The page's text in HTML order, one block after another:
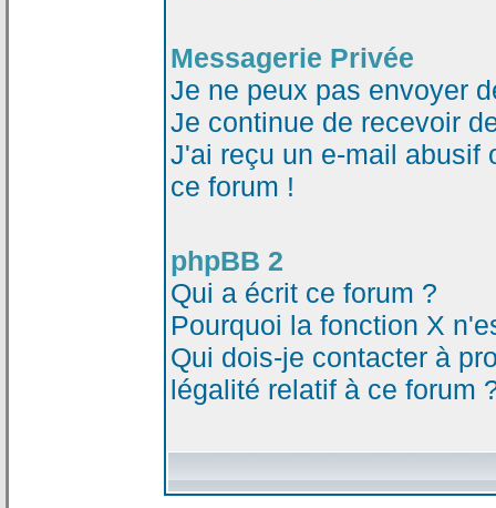
Messagerie Privée
Je ne peux pas envoyer
Je continue de recevoir
J'ai reçu un e-mail abusif
ce forum !
phpBB 2
Qui a écrit ce forum ?
Pourquoi la fonction X
Qui dois-je contacter à
légalité relatif à ce forum